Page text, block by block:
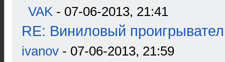
VAK - 07-06-2013, 21:41
RE: Виниловый
ivanov - 07-06-2013, 21:59